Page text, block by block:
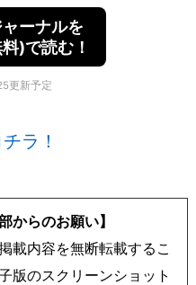
ーナルを
)で読む！
更新予定
ラ！
からのお願い】
載内容を無断転載するこ
版のスクリーンショット